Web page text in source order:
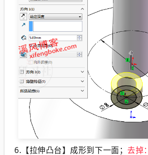
6.【拉伸凸台】成形到下一面；去掉